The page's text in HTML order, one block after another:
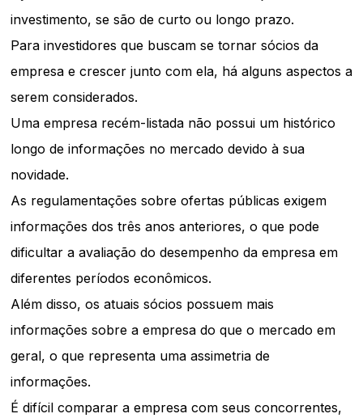
investimento, se são de curto ou longo prazo.
Para investidores que buscam se tornar sócios da
empresa e crescer junto com ela, há alguns aspectos a
serem considerados.
Uma empresa recém-listada não possui um histórico
longo de informações no mercado devido à sua
novidade.
As regulamentações sobre ofertas públicas exigem
informações dos três anos anteriores, o que pode
dificultar a avaliação do desempenho da empresa em
diferentes períodos econômicos.
Além disso, os atuais sócios possuem mais
informações sobre a empresa do que o mercado em
geral, o que representa uma assimetria de
informações.
É difícil comparar a empresa com seus concorrentes,